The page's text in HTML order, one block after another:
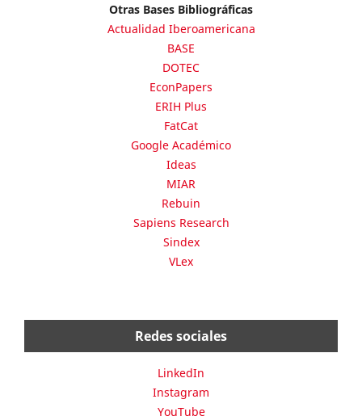
Otras Bases Bibliográficas
Actualidad Iberoamericana
BASE
DOTEC
EconPapers
ERIH Plus
FatCat
Google Académico
Ideas
MIAR
Rebuin
Sapiens Research
Sindex
VLex
Redes sociales
LinkedIn
Instagram
YouTube